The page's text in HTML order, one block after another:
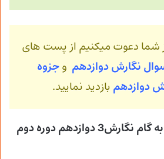
شما دعوت میکنیم از پست های
نگارش دوازدهم وجزوه
دوازدهم بازدید نمایید.
سرفصل های گام به گام نگارش3 دوازدهم دوره دوم